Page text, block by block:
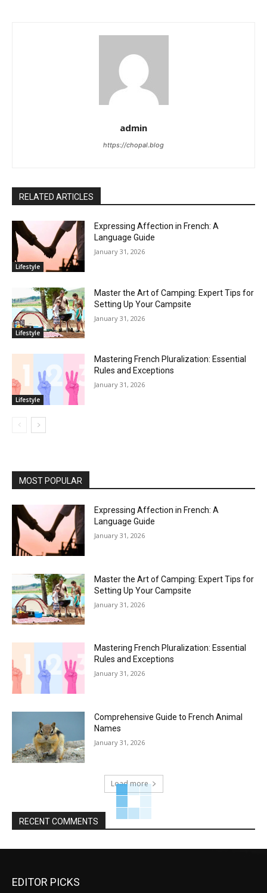
admin
https://chopal.blog
RELATED ARTICLES
Lifestyle
Expressing Affection in French: A
Language Guide
January 31, 2026
Lifestyle
Master the Art of Camping: Expert Tips for
Setting Up Your Campsite
January 31, 2026
Lifestyle
Mastering French Pluralization: Essential
Rules and Exceptions
January 31, 2026
MOST POPULAR
Expressing Affection in French: A
Language Guide
January 31, 2026
Master the Art of Camping: Expert Tips for
Setting Up Your Campsite
January 31, 2026
Mastering French Pluralization: Essential
Rules and Exceptions
January 31, 2026
Comprehensive Guide to French Animal
Names
January 31, 2026
Load more
RECENT COMMENTS
EDITOR PICKS